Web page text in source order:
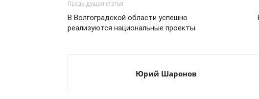
Предыдущая статья
В Волгоградской области успешно
реализуются национальные проекты
Юрий Шаронов